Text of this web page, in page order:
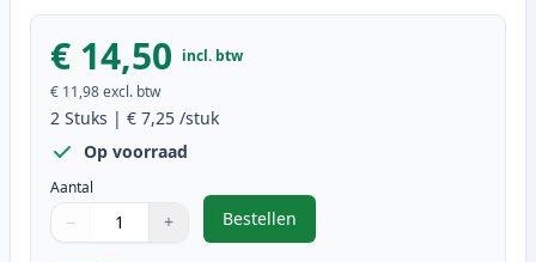
€ 14,50 incl. btw
€ 11,98excl. btw
2 Stuks | € 7,25 /stuk
Op voorraad
Aantal
Gebruik de knoppen om aan te passen
− +
1
Bestellen
,2 stuks Brother LC1100BK